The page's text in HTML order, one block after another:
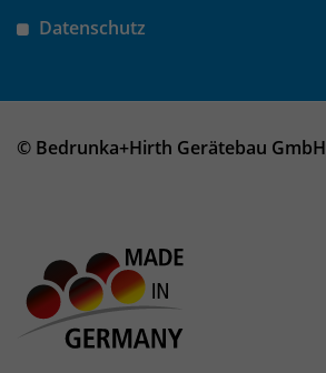
Datenschutz
© Bedrunka+Hirth Gerätebau GmbH